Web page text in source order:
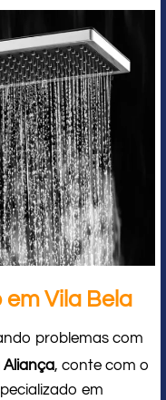
Vila Bela
problemas com
Aliança, conte com o
em